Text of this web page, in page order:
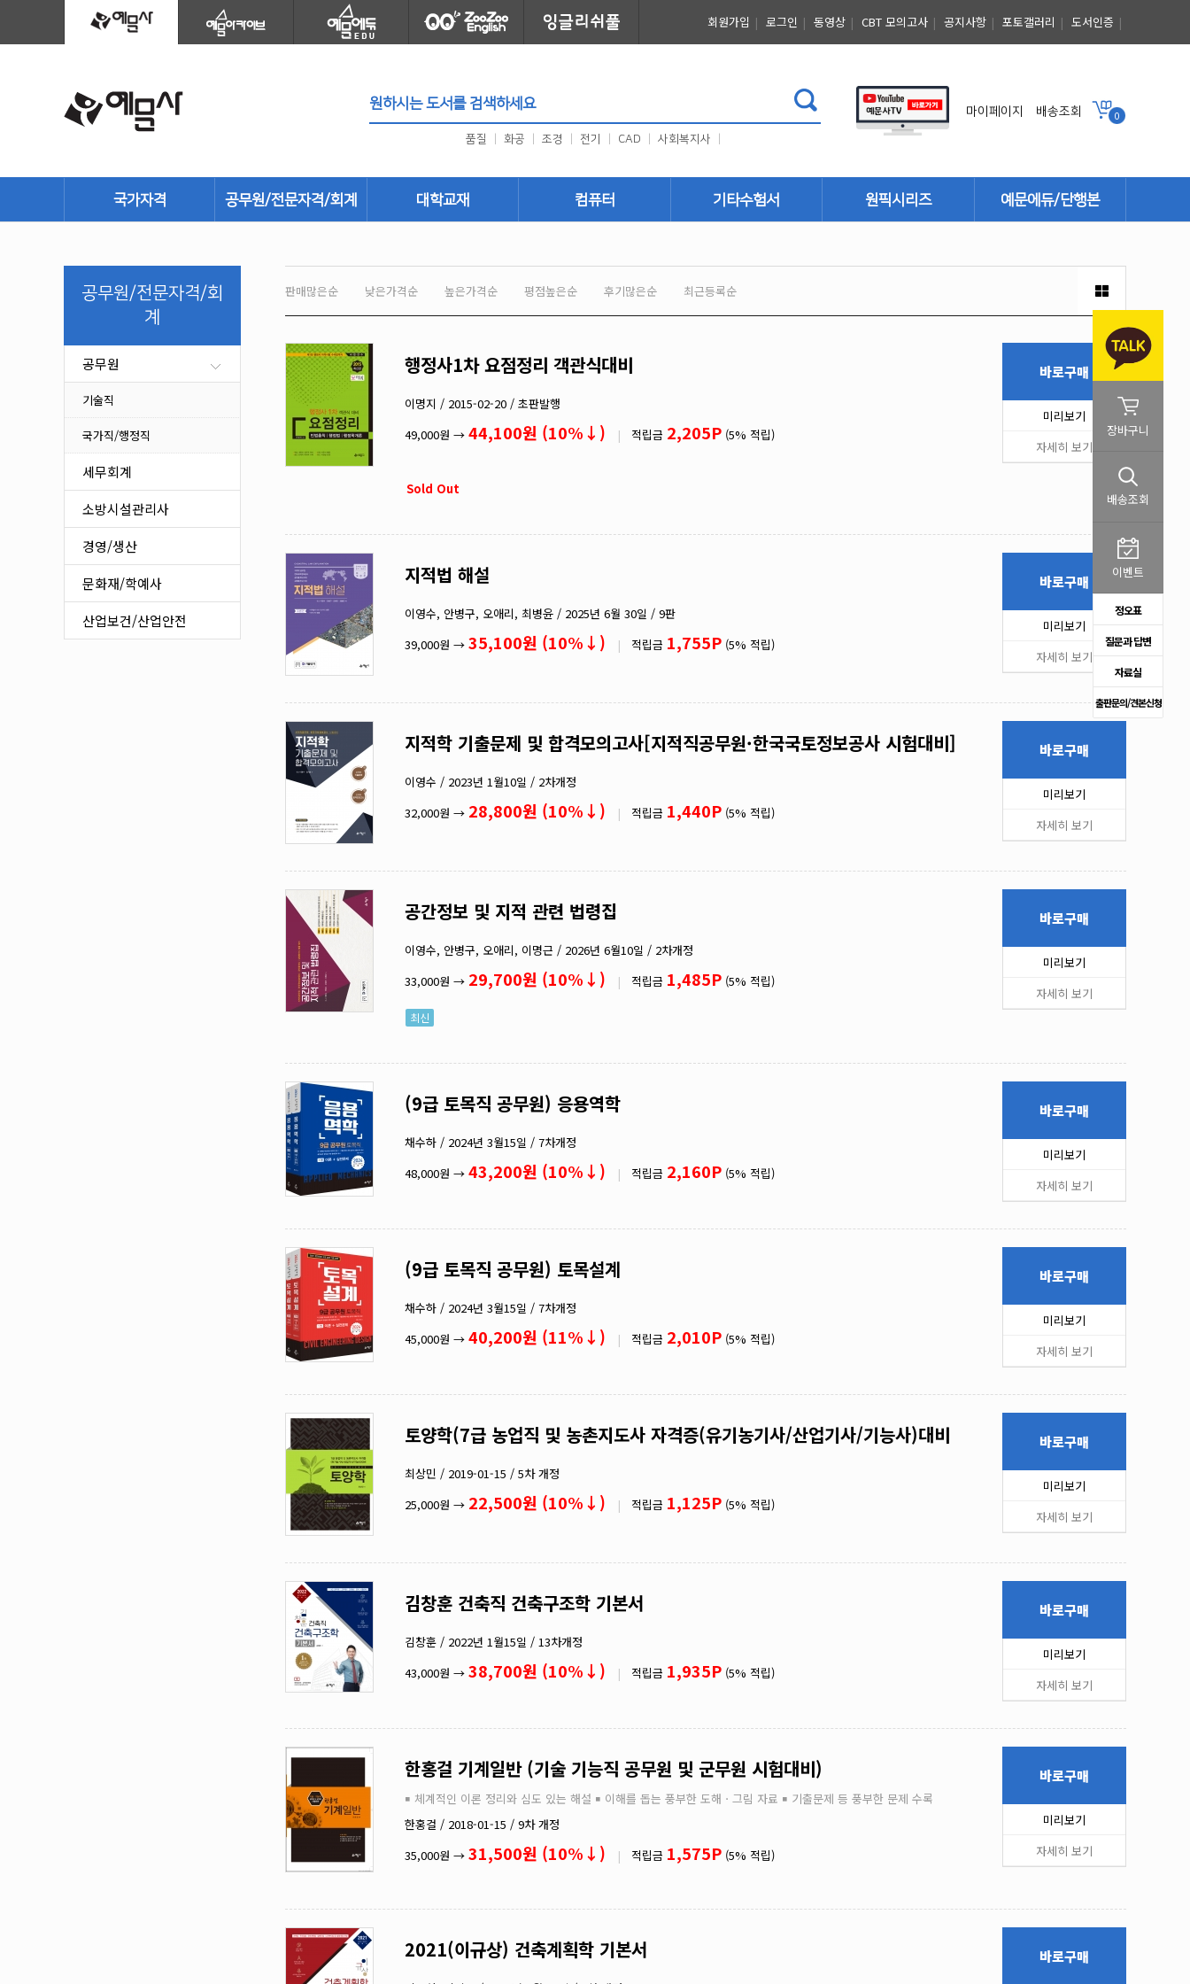
장바구니
배송조회
이벤트
정오표
질문과 답변
자료실
출판문의/견본신청
회원가입 | 로그인 | 동영상 | CBT 모의고사 | 공지사항 | 포토갤러리 | 도서인증 |
품질 화공 조경 전기 CAD 사회복지사
마이페이지 배송조회 0
국가자격 공무원/전문자격/회계 대학교재 컴퓨터 기타수험서 원픽시리즈 예문에듀/단행본
기계/재료
안전관리
전기/화학
농림어업
정보통신/생산관리
기타 기술자격
소방시설관리사
문화재/학예사
산업보건/산업안전
국토개발
환경
영어
사무자동화 (OA)
귀화시험
공무원/전문자격/회
계
공무원
기술직
국가직/행정직
세무회계
소방시설관리사
경영/생산
문화재/학예사
산업보건/산업안전
판매많은순 낮은가격순 높은가격순 평점높은순 후기많은순 최근등록순
행정사1차 요점정리 객관식대비
이명지 / 2015-02-20 / 초판발행
49,000원 → 44,100원 (10%↓) | 적립금 2,205P (5% 적립)
Sold Out
바로구매
미리보기
자세히 보기
지적법 해설
이영수, 안병구, 오애리, 최병윤 / 2025년 6월 30일 / 9판
39,000원 → 35,100원 (10%↓) | 적립금 1,755P (5% 적립)
바로구매
미리보기
자세히 보기
지적학 기출문제 및 합격모의고사[지적직공무원·한국국토정보공사 시험대비]
이영수 / 2023년 1월10일 / 2차개정
32,000원 → 28,800원 (10%↓) | 적립금 1,440P (5% 적립)
바로구매
미리보기
자세히 보기
공간정보 및 지적 관련 법령집
이영수, 안병구, 오애리, 이명근 / 2026년 6월10일 / 2차개정
33,000원 → 29,700원 (10%↓) | 적립금 1,485P (5% 적립)
최신
바로구매
미리보기
자세히 보기
(9급 토목직 공무원) 응용역학
채수하 / 2024년 3월15일 / 7차개정
48,000원 → 43,200원 (10%↓) | 적립금 2,160P (5% 적립)
바로구매
미리보기
자세히 보기
(9급 토목직 공무원) 토목설계
채수하 / 2024년 3월15일 / 7차개정
45,000원 → 40,200원 (11%↓) | 적립금 2,010P (5% 적립)
바로구매
미리보기
자세히 보기
토양학(7급 농업직 및 농촌지도사 자격증(유기농기사/산업기사/기능사)대비
최상민 / 2019-01-15 / 5차 개정
25,000원 → 22,500원 (10%↓) | 적립금 1,125P (5% 적립)
바로구매
미리보기
자세히 보기
김창훈 건축직 건축구조학 기본서
김창훈 / 2022년 1월15일 / 13차개정
43,000원 → 38,700원 (10%↓) | 적립금 1,935P (5% 적립)
바로구매
미리보기
자세히 보기
한홍걸 기계일반 (기술 기능직 공무원 및 군무원 시험대비)
￭ 체계적인 이론 정리와 심도 있는 해설 ￭ 이해를 돕는 풍부한 도해ㆍ그림 자료 ￭ 기출문제 등 풍부한 문제 수록
한홍걸 / 2018-01-15 / 9차 개정
35,000원 → 31,500원 (10%↓) | 적립금 1,575P (5% 적립)
바로구매
미리보기
자세히 보기
2021(이규상) 건축계획학 기본서 바로구매